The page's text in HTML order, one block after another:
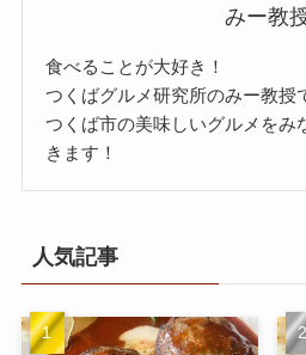
みー教
食べることが大好き！
つくばグルメ研究所のみー教授
つくば市の美味しいグルメをみ
きます！
人気記事